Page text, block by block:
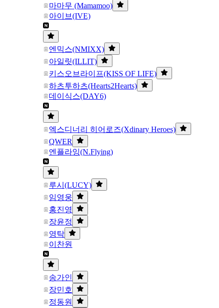
마마무 (Mamamoo)
아이브(IVE)
엔믹스(NMIXX)
아일릿(ILLIT)
키스오브라이프(KISS OF LIFE)
하츠투하츠(Hearts2Hearts)
데이식스(DAY6)
엑스디너리 히어로즈(Xdinary Heroes)
QWER
엔플라잉(N.Flying)
루시(LUCY)
임영웅
홍진영
장윤정
영탁
이찬원
송가인
장민호
정동원